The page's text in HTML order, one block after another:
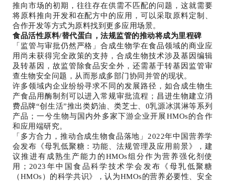
推向市场的初期，往往存在供需不匹配的问题，这就需要
将原料推向开发和在配方中的应用，可以采取原料定制、
合作开发等方式为原料找到更多应用场景。
食品活性原料/替代蛋白，法规监管的推动将成为里程碑
「监管与审批仍然严格」合成生物学在食品领域的商业应
用尚未获得完全政策的支持，合成生物技术涉及基因编辑
及转基因，故监管除食品安全外，还需基于转基因监管审
查生物安全问题，从而形成多部门协同并管的现状。
许多领域内企业纷纷寻求不同的发展路径，如合成生物生
产食品用酶制剂可以进入常规审批流程；昌进生物建立消
费品牌“创生活”推出类奶油、类芝士、0乳源冰淇淋等系列
产品；一兮生物与国内外多家下游企业开展HMOs的合作
和应用端研究。
「多方合力，推动合成生物食品落地」2022年中国营养学
会发布《母乳低聚糖：功能、法规管理及应用前景》，建
议推进有成熟生产能力的HMOs组分作为营养强化剂使
用；2023年中国食品科学技术学会发布《母乳低聚糖
（HMOs）的科学共识》，认为HMOs的营养必要性、安全